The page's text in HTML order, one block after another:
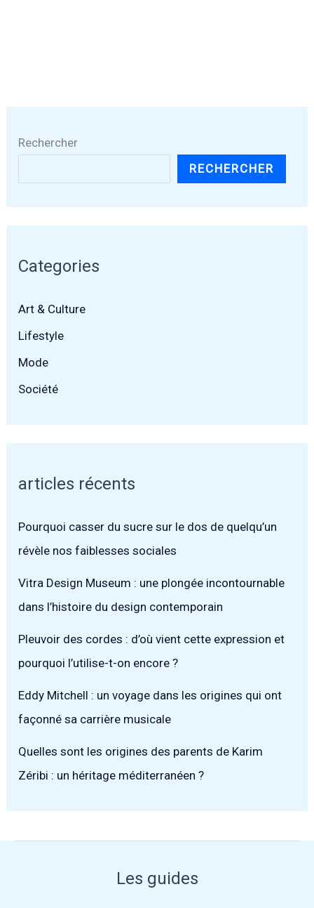
Rechercher
RECHERCHER
Categories
Art & Culture
Lifestyle
Mode
Société
articles récents
Pourquoi casser du sucre sur le dos de quelqu’un
révèle nos faiblesses sociales
Vitra Design Museum : une plongée incontournable
dans l’histoire du design contemporain
Pleuvoir des cordes : d’où vient cette expression et
pourquoi l’utilise-t-on encore ?
Eddy Mitchell : un voyage dans les origines qui ont
façonné sa carrière musicale
Quelles sont les origines des parents de Karim
Zéribi : un héritage méditerranéen ?
Les guides